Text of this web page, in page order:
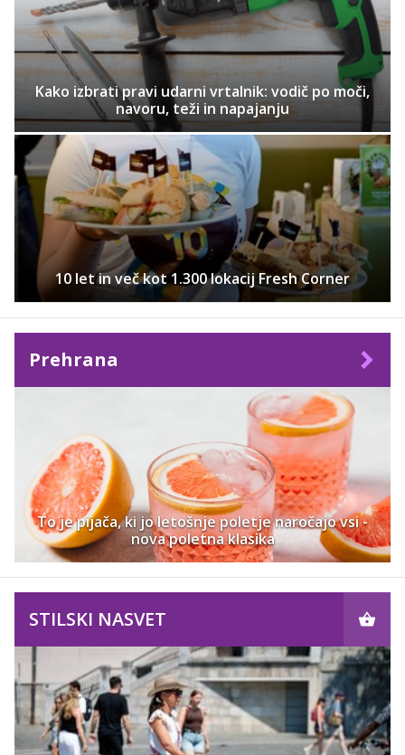
Kako izbrati pravi udarni vrtalnik: vodič po moči,
navoru, teži in napajanju
10 let in več kot 1.300 lokacij Fresh Corner
Prehrana
To je pijača, ki jo letošnje poletje naročajo vsi -
nova poletna klasika
STILSKI NASVET